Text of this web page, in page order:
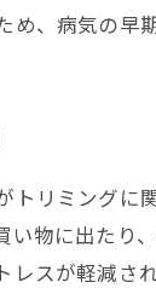
、病気の早
リミング
物に出た
スが軽減さ